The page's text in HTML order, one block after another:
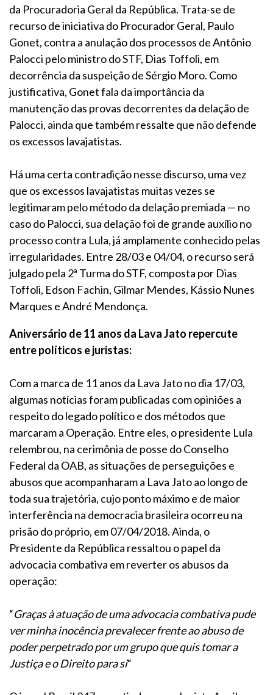
da Procuradoria Geral da República. Trata-se de
recurso de iniciativa do Procurador Geral, Paulo
Gonet, contra a anulação dos processos de Antônio
Palocci pelo ministro do STF, Dias Toffoli, em
decorrência da suspeição de Sérgio Moro. Como
justificativa, Gonet fala da importância da
manutenção das provas decorrentes da delação de
Palocci, ainda que também ressalte que não defende
os excessos lavajatistas.
Há uma certa contradição nesse discurso, uma vez
que os excessos lavajatistas muitas vezes se
legitimaram pelo método da delação premiada — no
caso do Palocci, sua delação foi de grande auxílio no
processo contra Lula, já amplamente conhecido pelas
irregularidades. Entre 28/03 e 04/04, o recurso será
julgado pela 2ª Turma do STF, composta por Dias
Toffoli, Edson Fachin, Gilmar Mendes, Kássio Nunes
Marques e André Mendonça.
Aniversário de 11 anos da Lava Jato repercute
entre políticos e juristas:
Com a marca de 11 anos da Lava Jato no dia 17/03,
algumas notícias foram publicadas com opiniões a
respeito do legado político e dos métodos que
marcaram a Operação. Entre eles, o presidente Lula
relembrou, na cerimônia de posse do Conselho
Federal da OAB, as situações de perseguições e
abusos que acompanharam a Lava Jato ao longo de
toda sua trajetória, cujo ponto máximo e de maior
interferência na democracia brasileira ocorreu na
prisão do próprio, em 07/04/2018. Ainda, o
Presidente da República ressaltou o papel da
advocacia combativa em reverter os abusos da
operação:
“Graças à atuação de uma advocacia combativa pude
ver minha inocência prevalecer frente ao abuso de
poder perpetrado por um grupo que quis tomar a
Justiça e o Direito para si“